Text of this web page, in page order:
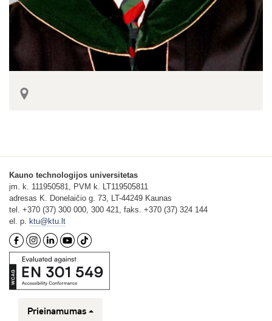
Kauno technologijos universitetas
įm. k. 111950581, PVM k. LT119505811
adresas K. Donelaičio g. 73, LT-44249 Kaunas
tel. +370 (37) 300 000, 300 421, faks. +370 (37) 324 144
el. p. ktu@ktu.lt
Prieinamumas